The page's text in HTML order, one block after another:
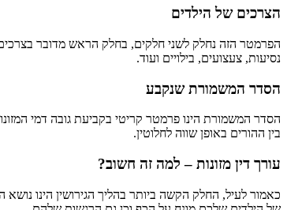
הצרכים של הילדים
הפרמטר הזה נחלק לשני חלקים, בחלק הראש מדובר בצרכים
נסיעות, צעצועים, בילויים ועוד.
הסדר המשמורת שנקבע
הסדר המשמורת הינו פרמטר קריטי בקביעת גובה דמי
בין ההורים באופן שווה לחלוטין.
עורך דין מזונות – למה זה חשוב?
כאמור לעיל, החלק הקשה ביותר בהליך הגירושין הינו